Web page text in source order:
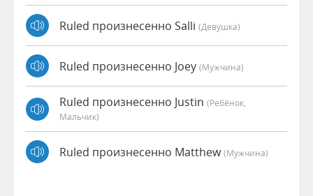
Ruled произнесенно Salli (девушка)
Ruled произнесенно Joey (мужчина)
Ruled произнесенно Justin (Ребёнок,
Мальчик)
Ruled произнесенно Matthew(мужчина)